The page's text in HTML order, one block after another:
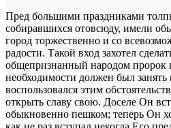
Пред большими праздниками
собиравшихся отовсюду, имели
город торжественно и со
радости. Такой вход захотел
общепризнанный народом пророк
необходимости должен был
воспользовался этим
открыть славу свою. Доселе Он
обыкновенно пешком; теперь Он